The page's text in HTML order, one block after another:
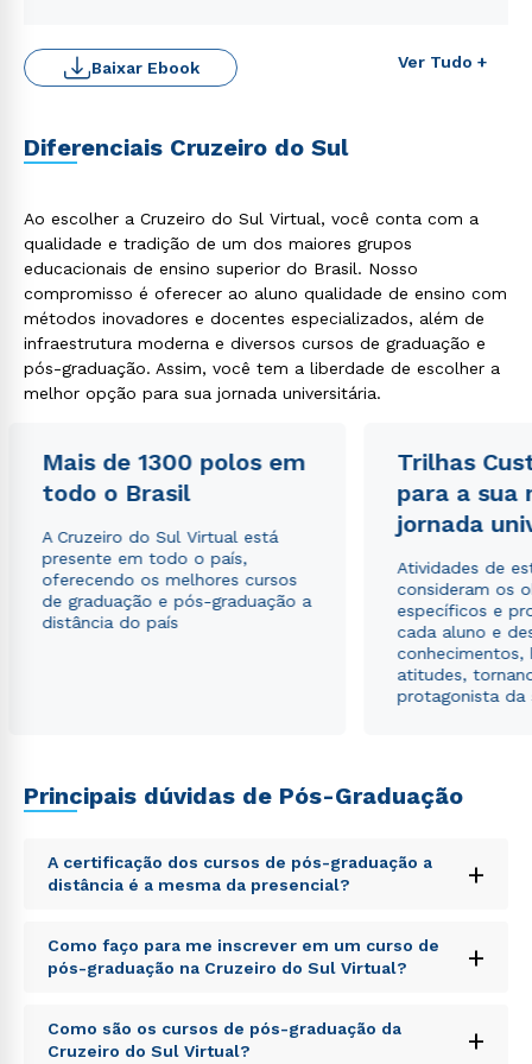
Ver Tudo +
Baixar Ebook
Diferenciais Cruzeiro do Sul
Ao escolher a Cruzeiro do Sul Virtual, você conta com a
qualidade e tradição de um dos maiores grupos
educacionais de ensino superior do Brasil. Nosso
compromisso é oferecer ao aluno qualidade de ensino com
métodos inovadores e docentes especializados, além de
infraestrutura moderna e diversos cursos de graduação e
pós-graduação. Assim, você tem a liberdade de escolher a
melhor opção para sua jornada universitária.
Mais de 1300 polos em
todo o Brasil
A Cruzeiro do Sul Virtual está
presente em todo o país,
oferecendo os melhores cursos
de graduação e pós-graduação a
distância do país
Trilhas
para a sua
jornada
Atividades de
consideram os
específicos e
cada aluno e
conhecimentos,
atitudes,
protagonista da
Principais dúvidas de Pós-Graduação
A certificação dos cursos de pós-graduação a
distância é a mesma da presencial?
+
Sed ut perspiciatis unde omnis iste natus error sit
voluptatem accusantium doloremque laudantium,
totam rem aperiam, eaque ipsa quae ab illo inventore
explicabo. Nemo enim ipsam voluptatem quia
voluptas sit aspernatur aut odit aut fugit, sed quia
Como faço para me inscrever em um curso de
pós-graduação na Cruzeiro do Sul Virtual?
+
Sed ut perspiciatis unde omnis iste natus error sit
voluptatem accusantium doloremque laudantium,
Como são os cursos de pós-graduação da
Cruzeiro do Sul Virtual?
+
WhatsApp
ou
Política de Privacidade.e
autorizo que meus dados sejam utilizados para o
envio de conteúdos da Cruzeiro do Sul.